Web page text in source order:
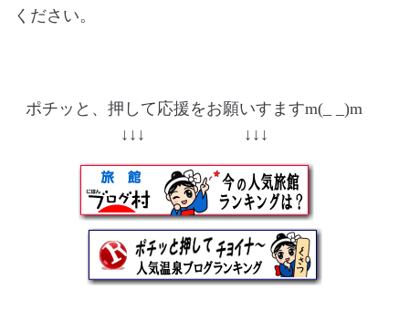
ください。
ポチッと、押して応援をお願いすますm(_ _)m
↓↓↓ ↓↓↓